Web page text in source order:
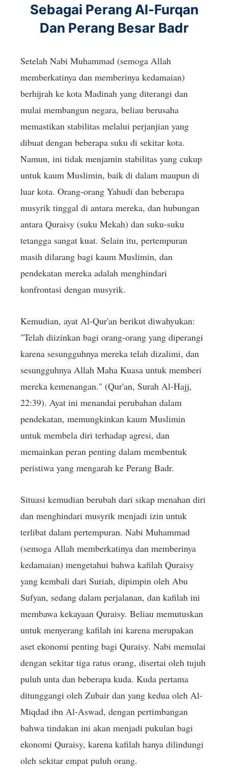
Sebagai Perang Al-Furqan
Dan Perang Besar Badr
Setelah Nabi Muhammad (semoga Allah
memberkatinya dan memberinya kedamaian)
berhijrah ke kota Madinah yang diterangi dan
mulai membangun negara, beliau berusaha
memastikan stabilitas melalui perjanjian yang
dibuat dengan beberapa suku di sekitar kota.
Namun, ini tidak menjamin stabilitas yang cukup
untuk kaum Muslimin, baik di dalam maupun di
luar kota. Orang-orang Yahudi dan beberapa
musyrik tinggal di antara mereka, dan hubungan
antara Quraisy (suku Mekah) dan suku-suku
tetangga sangat kuat. Selain itu, pertempuran
masih dilarang bagi kaum Muslimin, dan
pendekatan mereka adalah menghindari
konfrontasi dengan musyrik.
Kemudian, ayat Al-Qur'an berikut diwahyukan:
"Telah diizinkan bagi orang-orang yang diperangi
karena sesungguhnya mereka telah dizalimi, dan
sesungguhnya Allah Maha Kuasa untuk memberi
mereka kemenangan." (Qur'an, Surah Al-Hajj,
22:39). Ayat ini menandai perubahan dalam
pendekatan, memungkinkan kaum Muslimin
untuk membela diri terhadap agresi, dan
memainkan peran penting dalam membentuk
peristiwa yang mengarah ke Perang Badr.
Situasi kemudian berubah dari sikap menahan diri
dan menghindari musyrik menjadi izin untuk
terlibat dalam pertempuran. Nabi Muhammad
(semoga Allah memberkatinya dan memberinya
kedamaian) mengetahui bahwa kafilah Quraisy
yang kembali dari Suriah, dipimpin oleh Abu
Sufyan, sedang dalam perjalanan, dan kafilah ini
membawa kekayaan Quraisy. Beliau memutuskan
untuk menyerang kafilah ini karena merupakan
aset ekonomi penting bagi Quraisy. Nabi memulai
dengan sekitar tiga ratus orang, disertai oleh tujuh
puluh unta dan beberapa kuda. Kuda pertama
ditunggangi oleh Zubair dan yang kedua oleh Al-
Miqdad ibn Al-Aswad, dengan pertimbangan
bahwa tindakan ini akan menjadi pukulan bagi
ekonomi Quraisy, karena kafilah hanya dilindungi
oleh sekitar empat puluh orang.